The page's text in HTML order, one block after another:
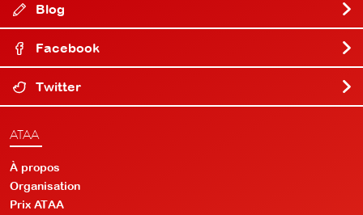
Blog
Facebook
Twitter
ATAA
À propos
Organisation
Prix ATAA